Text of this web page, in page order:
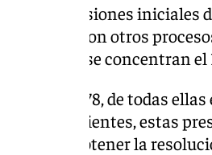
las previsiones iniciales
con otros
Andalucía, se concentran
en 1.174.978, de todas
expedientes, estas
hasta obtener la